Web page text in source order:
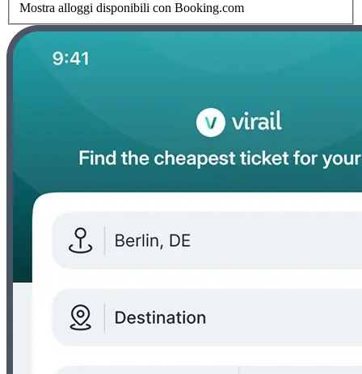
Mostra alloggi disponibili con Booking.com